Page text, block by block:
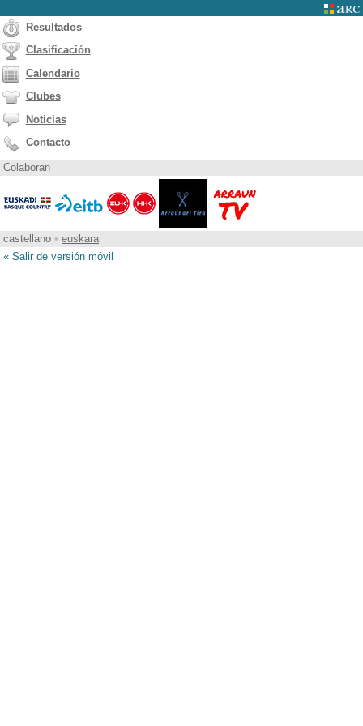
Resultados
Clasificación
Calendario
Clubes
Noticias
Contacto
Colaboran
castellano • euskara
« Salir de versión móvil